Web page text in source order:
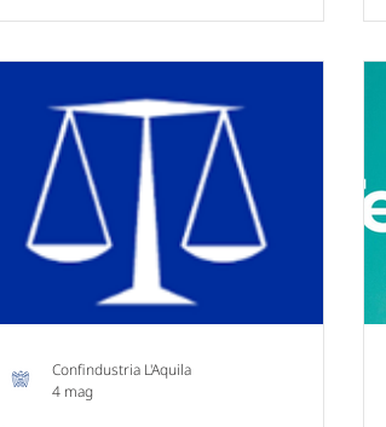
l’intero comprensorio un anno
riconoscimento che pone il territorio al
centro dell’attenzione nazionale e che
offre una straordinaria occasione di
promozione, crescita e valorizzazione
delle sue eccellenze. Fin dall’inizio
Confindustria L'Aquila
4 mag